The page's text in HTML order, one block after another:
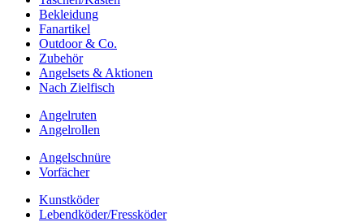
Bekleidung
Fanartikel
Outdoor & Co.
Zubehör
Angelsets & Aktionen
Nach Zielfisch
Angelruten
Angelrollen
Angelschnüre
Vorfächer
Kunstköder
Lebendköder/Fressköder